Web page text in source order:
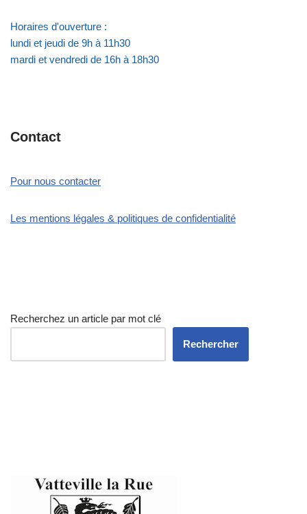
Horaires d'ouverture :
lundi et jeudi de 9h à 11h30
mardi et vendredi de 16h à 18h30
Contact
Pour nous contacter
Les mentions légales & politiques de confidentialité
Recherchez un article par mot clé
Rechercher